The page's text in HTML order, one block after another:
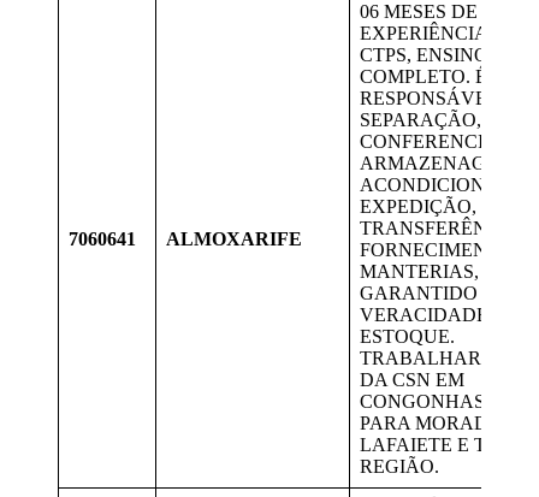
7060641 ALMOXARIFE
06 MESES DE
EXPERIÊNCIA NA
CTPS, ENSINO
COMPLETO. É
RESPONSÁVEL
SEPARAÇÃO,
CONFERENCIA,
ARMAZENAGEM,
EXPEDIÇÃO,
TRANSFERÊNCIAS,
FORNECIMENTOS
MANTERIAS,
GARANTIDO A
VERACIDADE DO
ESTOQUE.
TRABALHAR NA
DA CSN EM
CONGONHAS.
PARA
LAFAIETE E TODA
REGIÃO.